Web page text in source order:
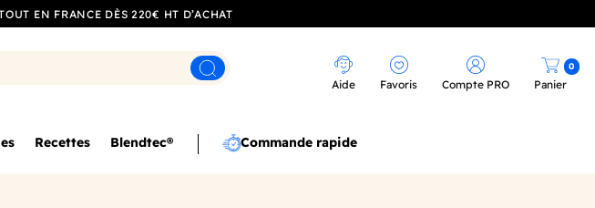
EN FRANCE DÈS 220€ HT D’ACHAT
Rechercher
Aide Favoris Compte PRO Panier
0
Recettes Blendtec® Commande rapide